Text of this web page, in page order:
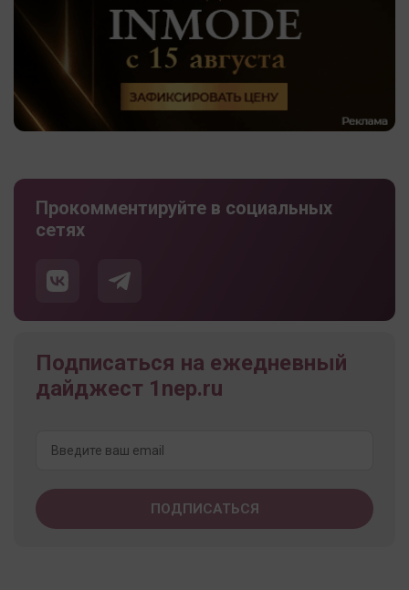
Прокомментируйте в социальных
сетях
Подписаться на ежедневный
дайджест 1nep.ru